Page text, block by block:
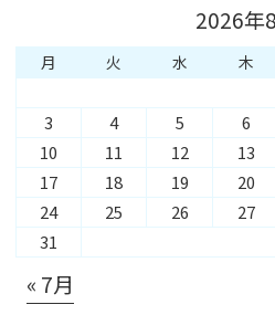
2026年
月 火 水 木
3
4 5 6
10
11 12 13
17
18 19 20
24
25 26 27
31
« 7月